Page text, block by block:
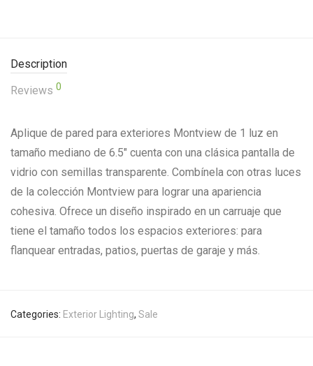
Description
Reviews 0
Aplique de pared para exteriores Montview de 1 luz en
tamaño mediano de 6.5″ cuenta con una clásica pantalla de
vidrio con semillas transparente. Combínela con otras luces
de la colección Montview para lograr una apariencia
cohesiva. Ofrece un diseño inspirado en un carruaje que
tiene el tamaño todos los espacios exteriores: para
flanquear entradas, patios, puertas de garaje y más.
Categories: Exterior Lighting, Sale